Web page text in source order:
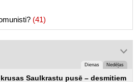
(41)
Dienas Nedēļas
Saulkrastu pusē – desmitiem